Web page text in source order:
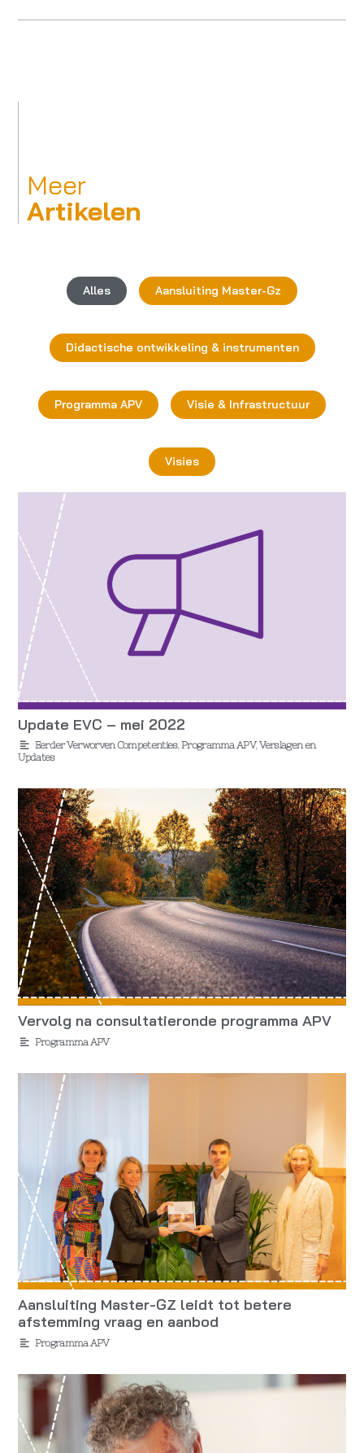
Meer
Artikelen
Alles Aansluiting Master-Gz
Didactische ontwikkeling & instrumenten
Programma APV Visie & Infrastructuur
Visies
Update EVC – mei 2022
Eerder Verworven Competenties,Programma APV,Verslagen en
Updates
Vervolg na consultatieronde programma APV
Programma APV
Aansluiting Master-GZ leidt tot betere
afstemming vraag en aanbod
Programma APV